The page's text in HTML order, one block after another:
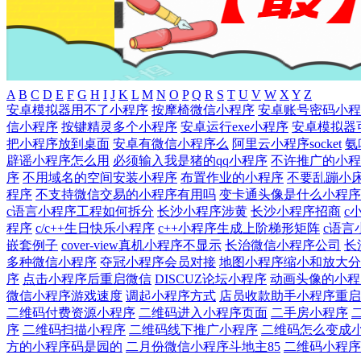
A B C D E F G H I J K L M N O P Q R S T U V W X Y Z
安卓模拟器用不了小程序 按摩椅微信小程序 安卓账号密码小
信小程序 按键精灵多个小程序 安卓运行exe小程序 安卓模拟器
把小程序放到桌面 安卓有微信小程序么 阿里云小程序socket 氨
辟谣小程序怎么用 必须输入我是猪的qq小程序 不许推广的小
序 不用域名的空间安装小程序 布置作业的小程序 不要乱蹦小
程序 不支持微信交易的小程序有用吗 变卡通头像是什么小程序
c语言小程序工程如何拆分 长沙小程序涉黄 长沙小程序招商 c
程序 c/c++生日快乐小程序 c++小程序生成上阶梯形矩阵 c语言
嵌套例子 cover-view真机小程序不显示 长治微信小程序公司 长
多种微信小程序 夺冠小程序会员对接 地图小程序缩小和放大
序 点击小程序后重启微信 DISCUZ论坛小程序 动画头像的小
微信小程序游戏速度 调起小程序方式 店员收款助手小程序重
二维码付费资源小程序 二维码进入小程序页面 二手房小程序
序 二维码扫描小程序 二维码线下推广小程序 二维码怎么变成
方的小程序码是园的 二月份微信小程序斗地主85 二维码小程